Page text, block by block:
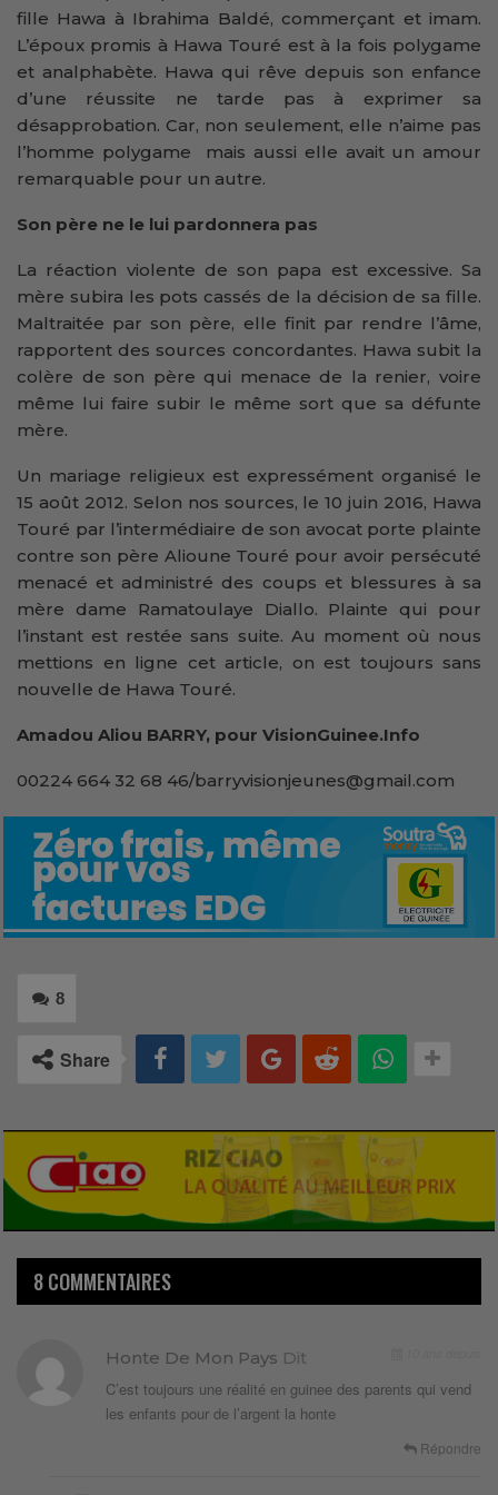
fille Hawa à Ibrahima Baldé, commerçant et imam.
L’époux promis à Hawa Touré est à la fois polygame
et analphabète. Hawa qui rêve depuis son enfance
d’une réussite ne tarde pas à exprimer sa
désapprobation. Car, non seulement, elle n’aime pas
l’homme polygame mais aussi elle avait un amour
remarquable pour un autre.
Son père ne le lui pardonnera pas
La réaction violente de son papa est excessive. Sa
mère subira les pots cassés de la décision de sa fille.
Maltraitée par son père, elle finit par rendre l’âme,
rapportent des sources concordantes. Hawa subit la
colère de son père qui menace de la renier, voire
même lui faire subir le même sort que sa défunte
mère.
Un mariage religieux est expressément organisé le
15 août 2012. Selon nos sources, le 10 juin 2016, Hawa
Touré par l’intermédiaire de son avocat porte plainte
contre son père Alioune Touré pour avoir persécuté
menacé et administré des coups et blessures à sa
mère dame Ramatoulaye Diallo. Plainte qui pour
l’instant est restée sans suite. Au moment où nous
mettions en ligne cet article, on est toujours sans
nouvelle de Hawa Touré.
Amadou Aliou BARRY, pour VisionGuinee.Info
00224 664 32 68 46/barryvisionjeunes@gmail.com
8
Share
8 COMMENTAIRES
Honte De Mon Pays Dit
C’est toujours une réalité en guinee des parents qui vend
les enfants pour de l’argent la honte
Répondre